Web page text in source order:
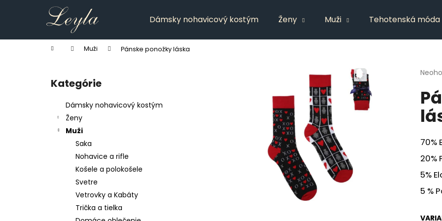
Dámsky nohavicový kostým Ženy Muži Tehotenská móda
Domov Muži Pánske ponožky láska
Preskočiť
kategórie
Kategórie
Dámsky nohavicový kostým
Ženy
Muži
Saka
Nohavice a rifle
Košele a polokošele
Svetre
Vetrovky a Kabáty
Trička a tielka
je
0,0
70%
20%
5%
5 %
í
Späť
do
Späť
do
HĽADAŤ
Odporúčame